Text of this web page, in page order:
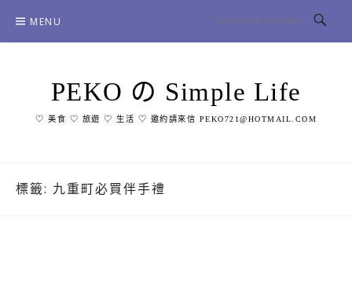
content
MENU
PEKO の Simple Life
♡ 美食 ♡ 旅遊 ♡ 生活 ♡ 邀約請來信 PEKO721@HOTMAIL.COM
標籤: 九重町必買伴手禮